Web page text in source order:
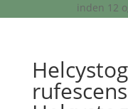
inden 12